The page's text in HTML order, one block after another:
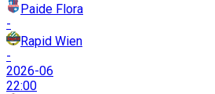
Paide Flora
-
Rapid Wien
-
2026-06
22:00